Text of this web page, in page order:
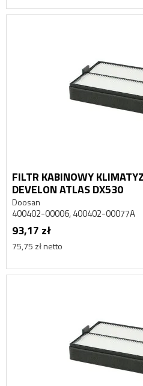
FILTR KABINOWY
DEVELON ATLAS DX530
Doosan
400402-00006, 400402-00077A
93,17 zł
75,75 zł netto